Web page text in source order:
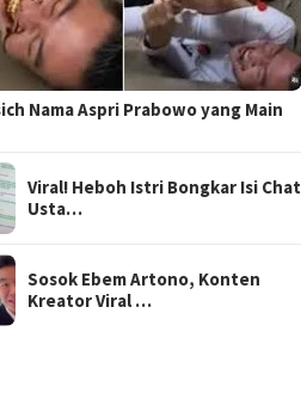
Nama Aspri Prabowo yang Main
Viral! Heboh Istri Bongkar Isi Chat
Usta…
Sosok Ebem Artono, Konten
Kreator Viral …